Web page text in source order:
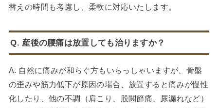
替えの時間も考慮し、柔軟に対応いたします。
Q. 産後の腰痛は放置しても治りますか？
A. 自然に痛みが和らぐ方もいらっしゃいますが、骨盤
の歪みや筋力低下が原因の場合、放置すると痛みが慢性
化したり、他の不調（肩こり、股関節痛、尿漏れなど）